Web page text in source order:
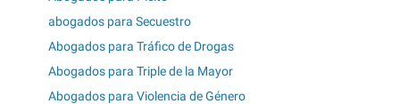
abogados para Secuestro
Abogados para Tráfico de Drogas
Abogados para Triple de la Mayor
Abogados para Violencia de Género